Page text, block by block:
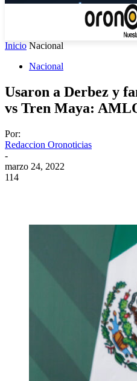
Inicio Nacional
Nacional
Usaron a Derbez y
vs Tren Maya:
Por:
Redaccion Oronoticias
-
marzo 24, 2022
114